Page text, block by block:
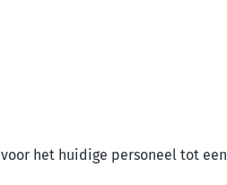
het huidige personeel tot een